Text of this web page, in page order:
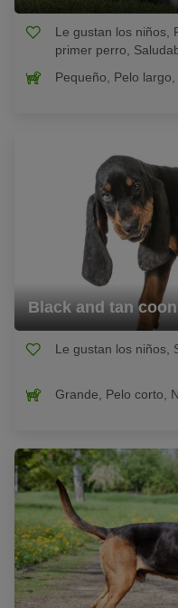
Le gustan los niños,
primer perro,
Pequeño, Pelo largo,
Black and tan
Le gustan los niños,
Grande, Pelo corto,